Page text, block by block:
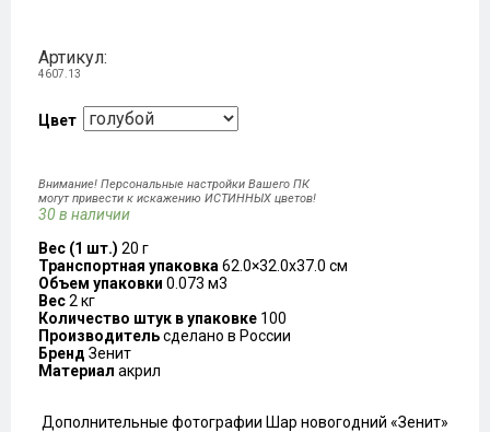
Артикул:
4607.13
Цвет
Внимание! Персональные настройки Вашего ПК
могут привести к искажению ИСТИННЫХ цветов!
30 в наличии
Вес (1 шт.) 20 г
Транспортная упаковка 62.0×32.0x37.0 см
Объем упаковки 0.073 м3
Вес2 кг
Количество штук в упаковке 100
Производительсделано в России
Бренд Зенит
Материал акрил
Дополнительные фотографии Шар новогодний «Зенит»